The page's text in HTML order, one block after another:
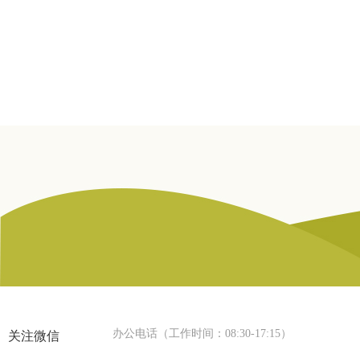
关注微信 办公电话（工作时间：08:30-17:15）